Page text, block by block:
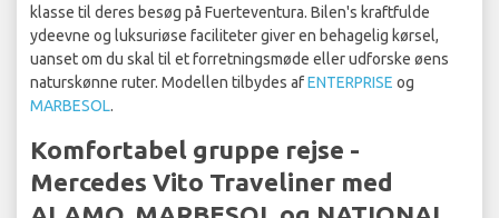
klasse til deres besøg på Fuerteventura. Bilen's kraftfulde
ydeevne og luksuriøse faciliteter giver en behagelig kørsel,
uanset om du skal til et forretningsmøde eller udforske øens
naturskønne ruter. Modellen tilbydes afENTERPRISE og
MARBESOL.
Komfortabel gruppe rejse -
Mercedes Vito Traveliner med